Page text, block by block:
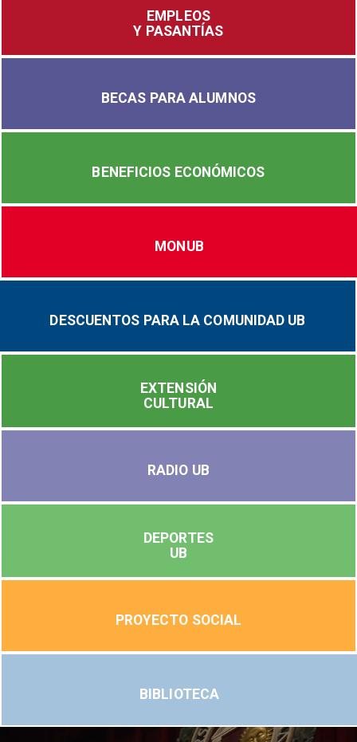
EMPLEOS
Y PASANTÍAS
BECAS PARA ALUMNOS
BENEFICIOS ECONÓMICOS
MONUB
DESCUENTOS PARA LA COMUNIDAD UB
EXTENSIÓN
CULTURAL
RADIO UB
DEPORTES
UB
PROYECTO SOCIAL
BIBLIOTECA